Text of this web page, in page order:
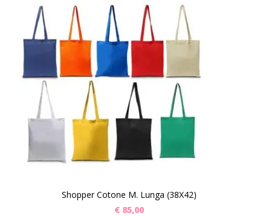
Shopper Cotone M. Lunga (38X42)
€ 85,00